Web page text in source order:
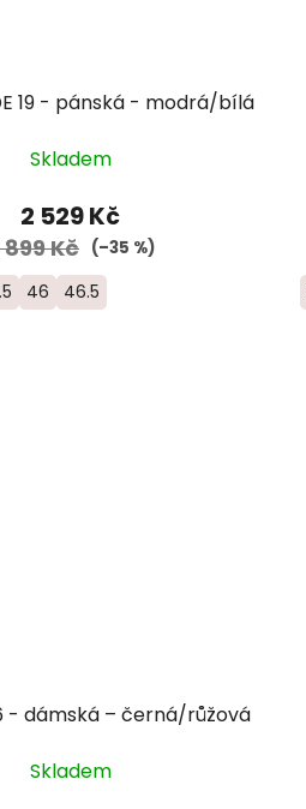
19 - pánská - modrá/bílá
Skladem
2 529 Kč
899 Kč (–35 %)
46 46.5
- dámská – černá/růžová
Skladem